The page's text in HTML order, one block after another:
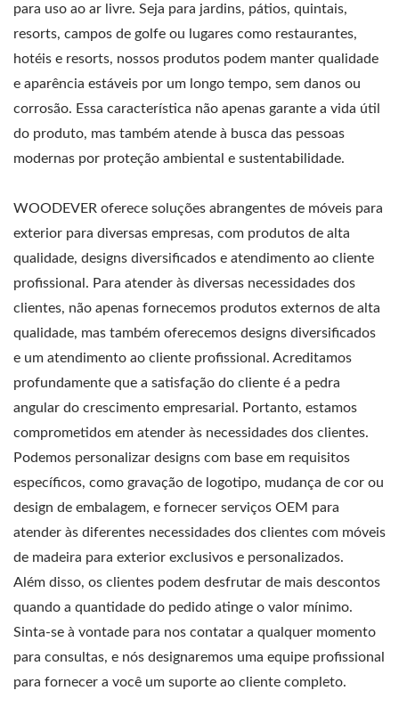
para uso ao ar livre. Seja para jardins, pátios, quintais,
resorts, campos de golfe ou lugares como restaurantes,
hotéis e resorts, nossos produtos podem manter qualidade
e aparência estáveis por um longo tempo, sem danos ou
corrosão. Essa característica não apenas garante a vida útil
do produto, mas também atende à busca das pessoas
modernas por proteção ambiental e sustentabilidade.
WOODEVER oferece soluções abrangentes de móveis para
exterior para diversas empresas, com produtos de alta
qualidade, designs diversificados e atendimento ao cliente
profissional. Para atender às diversas necessidades dos
clientes, não apenas fornecemos produtos externos de alta
qualidade, mas também oferecemos designs diversificados
e um atendimento ao cliente profissional. Acreditamos
profundamente que a satisfação do cliente é a pedra
angular do crescimento empresarial. Portanto, estamos
comprometidos em atender às necessidades dos clientes.
Podemos personalizar designs com base em requisitos
específicos, como gravação de logotipo, mudança de cor ou
design de embalagem, e fornecer serviços OEM para
atender às diferentes necessidades dos clientes com móveis
de madeira para exterior exclusivos e personalizados.
Além disso, os clientes podem desfrutar de mais descontos
quando a quantidade do pedido atinge o valor mínimo.
Sinta-se à vontade para nos contatar a qualquer momento
para consultas, e nós designaremos uma equipe profissional
para fornecer a você um suporte ao cliente completo.